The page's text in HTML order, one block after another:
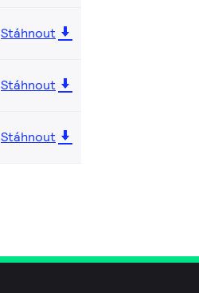
Stáhnout
Stáhnout
Stáhnout